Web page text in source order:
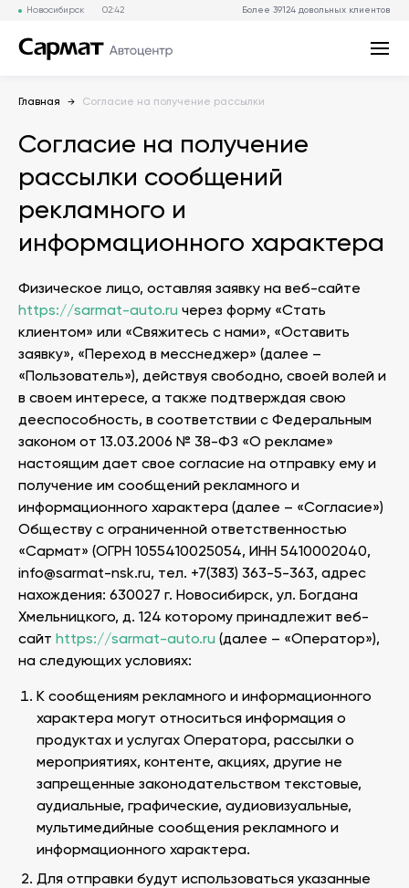
Новосибирск 02:42 Более 39124 довольных клиентов
Главная Согласие на получение рассылки
Согласие на получение
рассылки сообщений
рекламного и
информационного характера
Физическое лицо, оставляя заявку на веб-сайте
https://sarmat-auto.ru через форму «Стать
клиентом» или «Свяжитесь с нами», «Оставить
заявку», «Переход в месснеджер» (далее –
«Пользователь»), действуя свободно, своей волей и
в своем интересе, а также подтверждая свою
дееспособность, в соответствии с Федеральным
законом от 13.03.2006 № 38-ФЗ «О рекламе»
настоящим дает свое согласие на отправку ему и
получение им сообщений рекламного и
информационного характера (далее – «Согласие»)
Обществу с ограниченной ответственностью
«Сармат» (ОГРН 1055410025054, ИНН 5410002040,
info@sarmat-nsk.ru, тел. +7(383) 363-5-363, адрес
нахождения: 630027 г. Новосибирск, ул. Богдана
Хмельницкого, д. 124 которому принадлежит веб-
сайт https://sarmat-auto.ru (далее – «Оператор»),
на следующих условиях:
К сообщениям рекламного и информационного
характера могут относиться информация о
продуктах и услугах Оператора, рассылки о
мероприятиях, контенте, акциях, другие не
запрещенные законодательством текстовые,
аудиальные, графические, аудиовизуальные,
мультимедийные сообщения рекламного и
информационного характера.
Для отправки будут использоваться указанные